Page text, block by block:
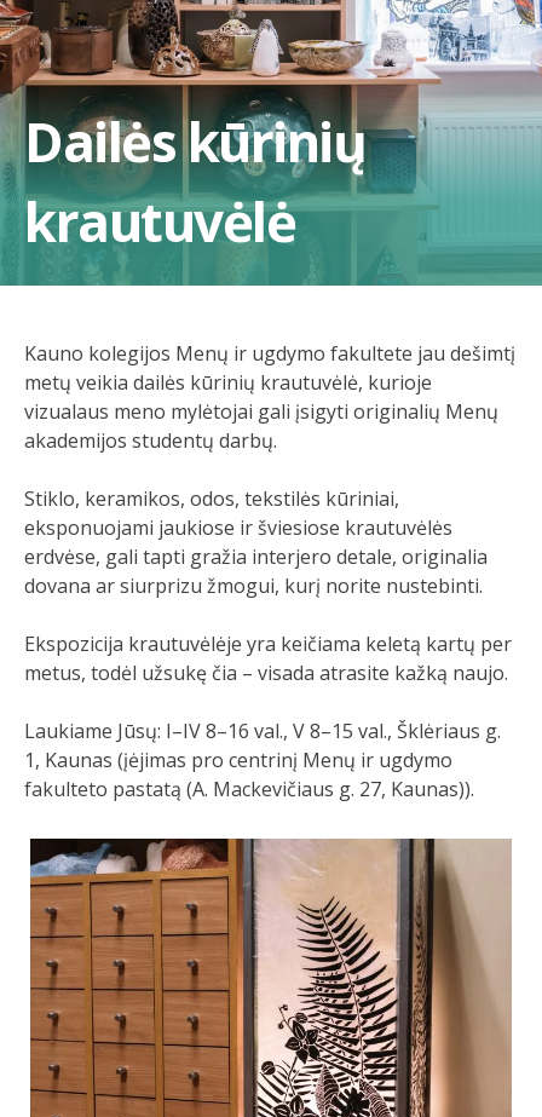
Dailės kūrinių
krautuvėlė
Kauno kolegijos Menų ir ugdymo fakultete jau dešimtį
metų veikia dailės kūrinių krautuvėlė, kurioje
vizualaus meno mylėtojai gali įsigyti originalių Menų
akademijos studentų darbų.
Stiklo, keramikos, odos, tekstilės kūriniai,
eksponuojami jaukiose ir šviesiose krautuvėlės
erdvėse, gali tapti gražia interjero detale, originalia
dovana ar siurprizu žmogui, kurį norite nustebinti.
Ekspozicija krautuvėlėje yra keičiama keletą kartų per
metus, todėl užsukę čia – visada atrasite kažką naujo.
Laukiame Jūsų: I–IV 8–16 val., V 8–15 val., Šklėriaus g.
1, Kaunas (įėjimas pro centrinį Menų ir ugdymo
fakulteto pastatą (A. Mackevičiaus g. 27, Kaunas)).